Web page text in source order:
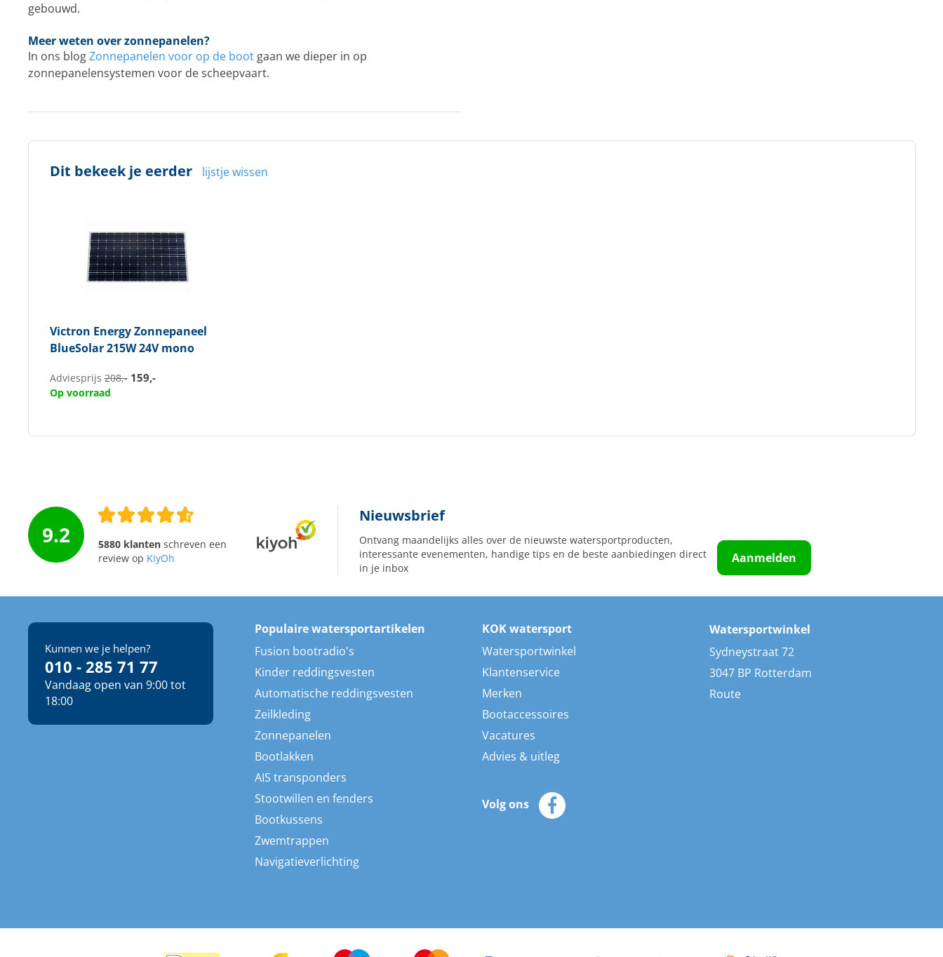
gebouwd.
Meer weten over zonnepanelen?
In ons blogZonnepanelen voor op de bootgaan we dieper in op
zonnepanelensystemen voor de scheepvaart.
Dit bekeek je eerder lijstje wissen
Victron EnergyZonnepaneel
BlueSolar 215W 24V mono
Adviesprijs208,- 159,-
Op voorraad
9.2 5880 klantenschreven een
review op KiyOh
Nieuwsbrief
Ontvang maandelijks alles over de nieuwste watersportproducten,
interessante evenementen, handige tips en de beste aanbiedingen direct
in je inbox
Aanmelden
Kunnen we je helpen?
010 - 285 71 77
Vandaag open van 9:00 tot
18:00
Populaire watersportartikelen
Fusion bootradio's
Kinder reddingsvesten
Automatische reddingsvesten
Zeilkleding
Zonnepanelen
Bootlakken
AIS transponders
Stootwillen en fenders
Bootkussens
Zwemtrappen
Navigatieverlichting
KOK watersport
Watersportwinkel
Klantenservice
Merken
Bootaccessoires
Vacatures
Advies & uitleg
Volg ons
Watersportwinkel
Sydneystraat 72
3047 BP Rotterdam
Route